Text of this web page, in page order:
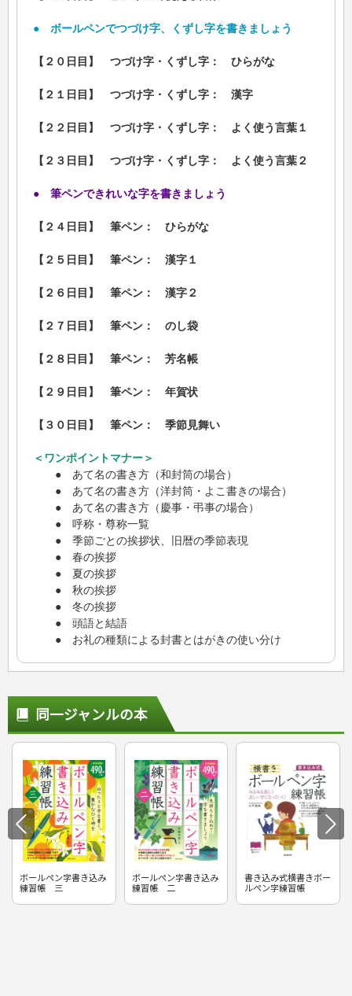
● ボールペンでつづけ字、くずし字を書きましょう
【２０日目】 つづけ字・くずし字： ひらがな
【２１日目】 つづけ字・くずし字： 漢字
【２２日目】 つづけ字・くずし字： よく使う言葉１
【２３日目】 つづけ字・くずし字： よく使う言葉２
● 筆ペンできれいな字を書きましょう
【２４日目】 筆ペン： ひらがな
【２５日目】 筆ペン： 漢字１
【２６日目】 筆ペン： 漢字２
【２７日目】 筆ペン： のし袋
【２８日目】 筆ペン： 芳名帳
【２９日目】 筆ペン： 年賀状
【３０日目】 筆ペン： 季節見舞い
＜ワンポイントマナー＞
● あて名の書き方（和封筒の場合）
● あて名の書き方（洋封筒・よこ書きの場合）
● あて名の書き方（慶事・弔事の場合）
● 呼称・尊称一覧
● 季節ごとの挨拶状、旧暦の季節表現
● 春の挨拶
● 夏の挨拶
● 秋の挨拶
● 冬の挨拶
● 頭語と結語
● お礼の種類による封書とはがきの使い分け
同一ジャンルの本
ボールペン字書き込み
練習帳 三
ボールペン字書き込み
練習帳 二
書き込み式横書きボー
ルペン字練習帳